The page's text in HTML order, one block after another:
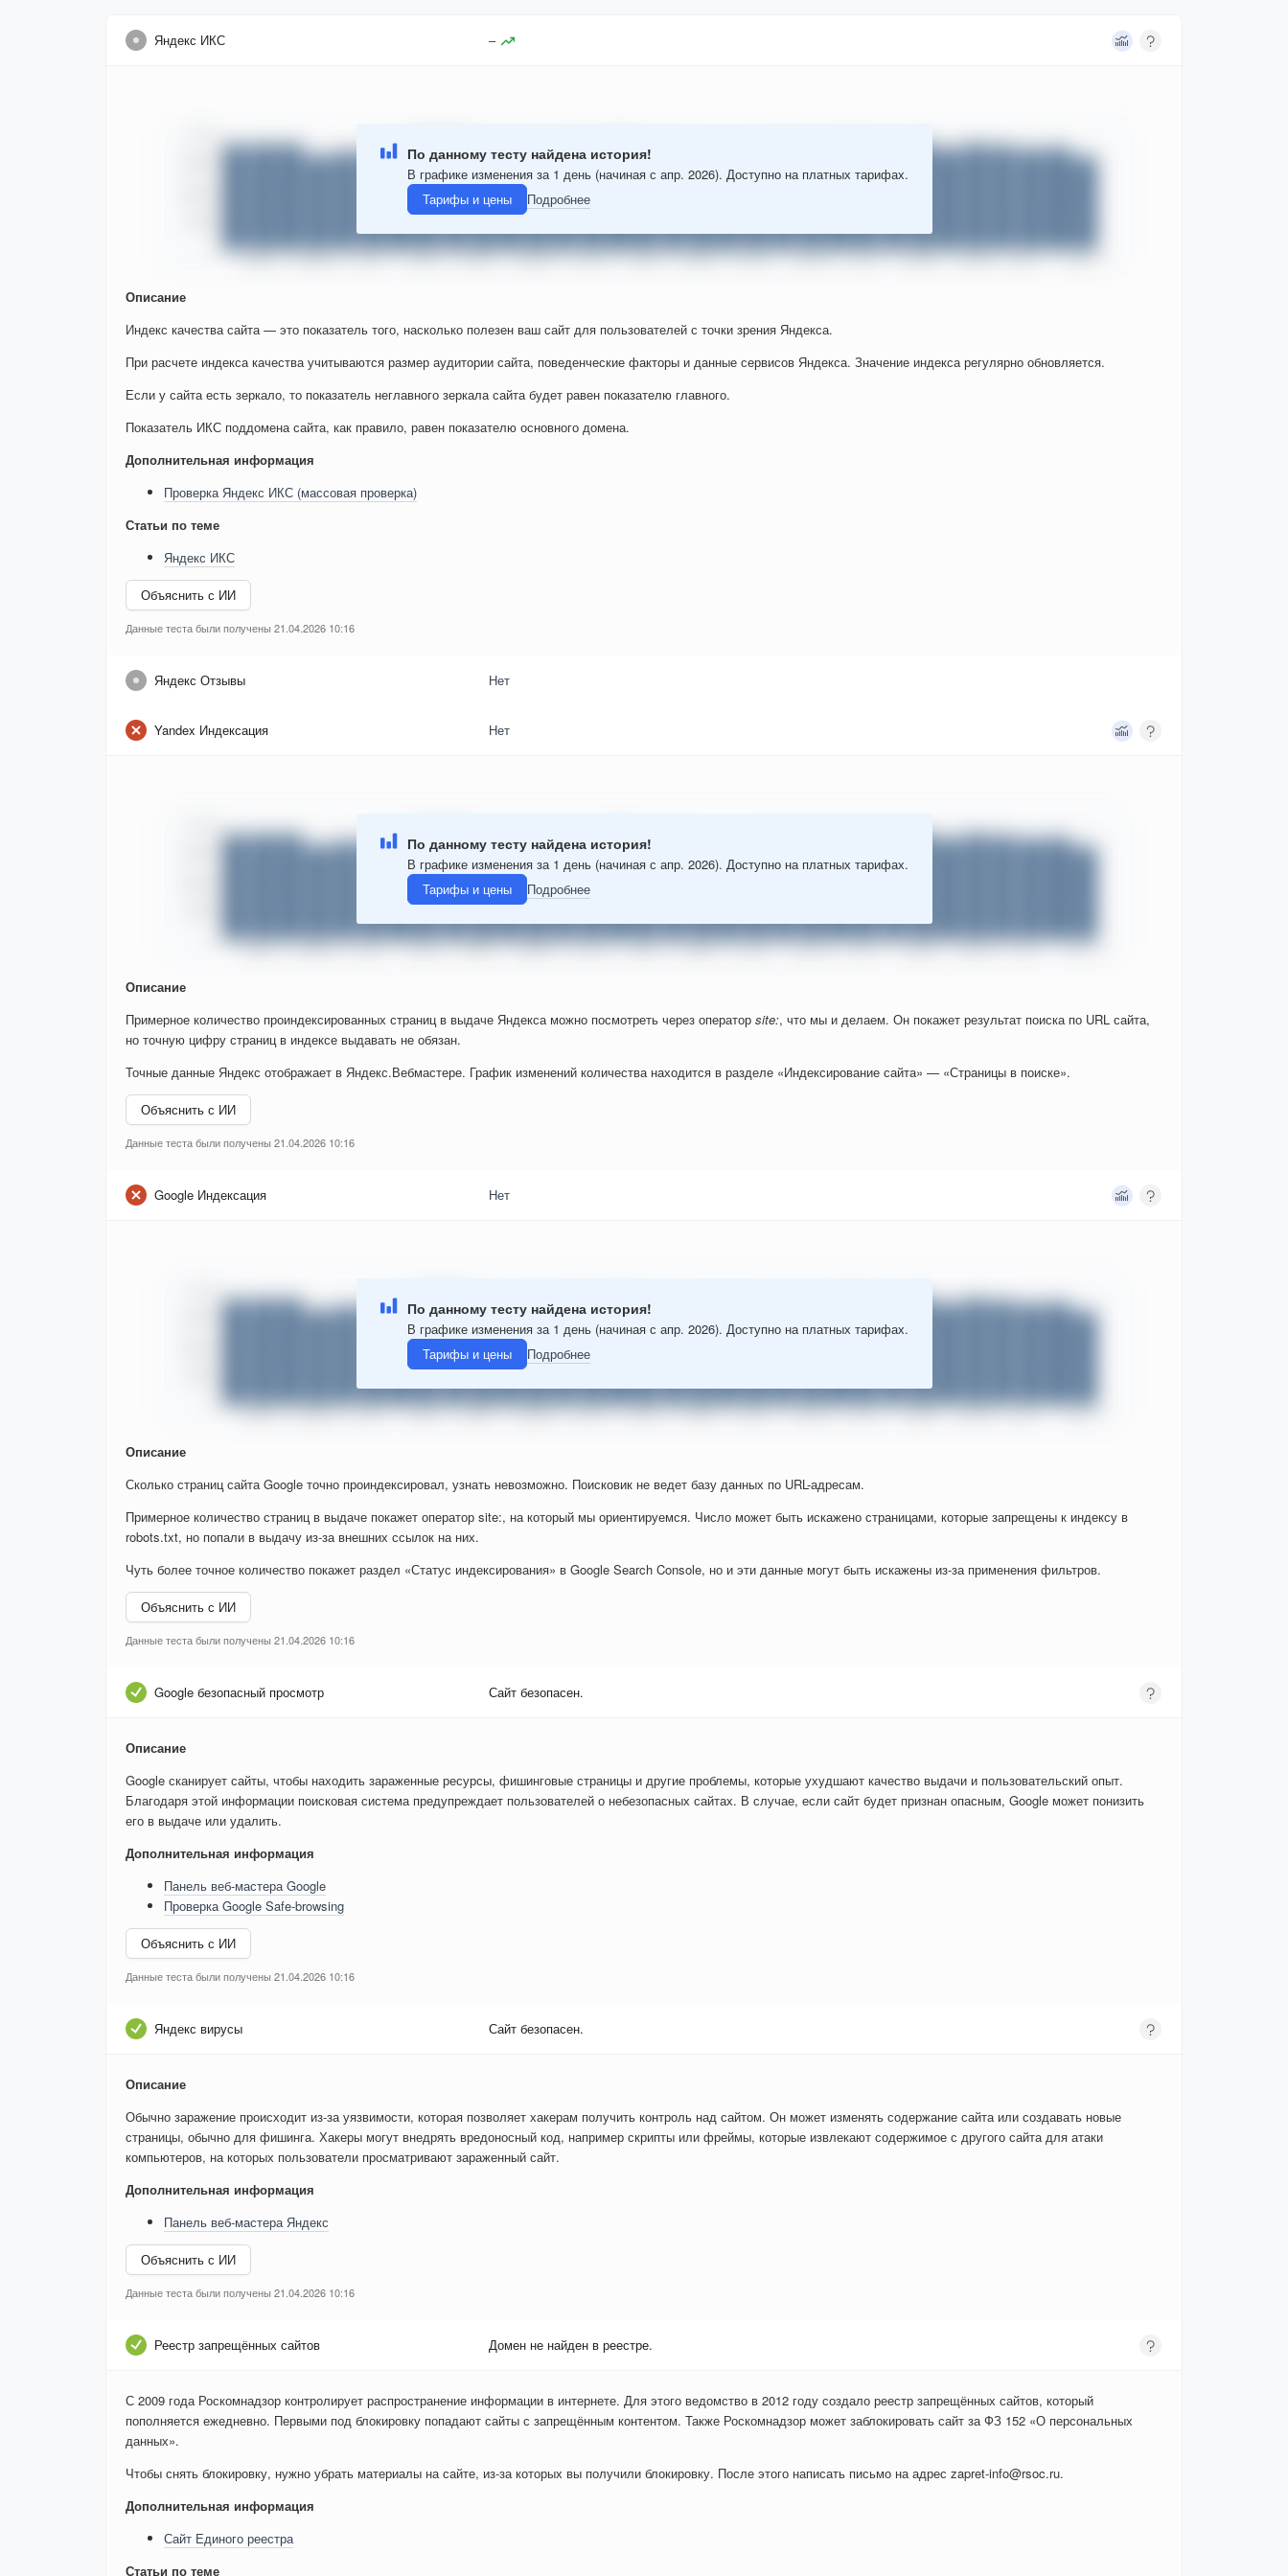
Яндекс ИКС –
По данному тесту найдена история!
В графике изменения за 1 день (начиная с апр. 2026). Доступно на платных тарифах.
Тарифы и цены
Подробнее
Описание
Индекс качества сайта — это показатель того, насколько полезен ваш сайт для пользователей с точки зрения Яндекса.
При расчете индекса качества учитываются размер аудитории сайта, поведенческие факторы и данные сервисов Яндекса. Значение индекса регулярно обновляется.
Если у сайта есть зеркало, то показатель неглавного зеркала сайта будет равен показателю главного.
Показатель ИКС поддомена сайта, как правило, равен показателю основного домена.
Дополнительная информация
Проверка Яндекс ИКС (массовая проверка)
Статьи по теме
Яндекс ИКС
Объяснить с ИИ
Данные теста были получены 21.04.2026 10:16
Яндекс Отзывы Нет
Yandex Индексация Нет
По данному тесту найдена история!
В графике изменения за 1 день (начиная с апр. 2026). Доступно на платных тарифах.
Тарифы и цены
Подробнее
Описание
Примерное количество проиндексированных страниц в выдаче Яндекса можно посмотреть через оператор site:, что мы и делаем. Он покажет результат поиска по URL сайта,
но точную цифру страниц в индексе выдавать не обязан.
Точные данные Яндекс отображает в Яндекс.Вебмастере. График изменений количества находится в разделе «Индексирование сайта» — «Страницы в поиске».
Объяснить с ИИ
Данные теста были получены 21.04.2026 10:16
Google Индексация Нет
По данному тесту найдена история!
В графике изменения за 1 день (начиная с апр. 2026). Доступно на платных тарифах.
Тарифы и цены
Подробнее
Описание
Сколько страниц сайта Google точно проиндексировал, узнать невозможно. Поисковик не ведет базу данных по URL-адресам.
Примерное количество страниц в выдаче покажет оператор site:, на который мы ориентируемся. Число может быть искажено страницами, которые запрещены к индексу в
robots.txt, но попали в выдачу из-за внешних ссылок на них.
Чуть более точное количество покажет раздел «Статус индексирования» в Google Search Console, но и эти данные могут быть искажены из-за применения фильтров.
Объяснить с ИИ
Данные теста были получены 21.04.2026 10:16
Google безопасный просмотр Сайт безопасен.
Описание
Google сканирует сайты, чтобы находить зараженные ресурсы, фишинговые страницы и другие проблемы, которые ухудшают качество выдачи и пользовательский опыт.
Благодаря этой информации поисковая система предупреждает пользователей о небезопасных сайтах. В случае, если сайт будет признан опасным, Google может понизить
его в выдаче или удалить.
Дополнительная информация
Панель веб-мастера Google
Проверка Google Safe-browsing
Объяснить с ИИ
Данные теста были получены 21.04.2026 10:16
Яндекс вирусы Сайт безопасен.
Описание
Обычно заражение происходит из-за уязвимости, которая позволяет хакерам получить контроль над сайтом. Он может изменять содержание сайта или создавать новые
страницы, обычно для фишинга. Хакеры могут внедрять вредоносный код, например скрипты или фреймы, которые извлекают содержимое с другого сайта для атаки
компьютеров, на которых пользователи просматривают зараженный сайт.
Дополнительная информация
Панель веб-мастера Яндекс
Объяснить с ИИ
Данные теста были получены 21.04.2026 10:16
Реестр запрещённых сайтов Домен не найден в реестре.
С 2009 года Роскомнадзор контролирует распространение информации в интернете. Для этого ведомство в 2012 году создало реестр запрещённых сайтов, который
пополняется ежедневно. Первыми под блокировку попадают сайты с запрещённым контентом. Также Роскомнадзор может заблокировать сайт за ФЗ 152 «О персональных
данных».
Чтобы снять блокировку, нужно убрать материалы на сайте, из-за которых вы получили блокировку. После этого написать письмо на адрес zapret-info@rsoc.ru.
Дополнительная информация
Сайт Единого реестра
Статьи по теме